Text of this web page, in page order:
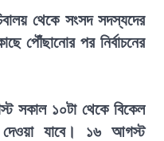
থেকে সংসদ সদস্যদের
পৌঁছানোর পর নির্বাচনের
সকাল ১০টা থেকে বিকেল
যাবে। ১৬ আগস্ট